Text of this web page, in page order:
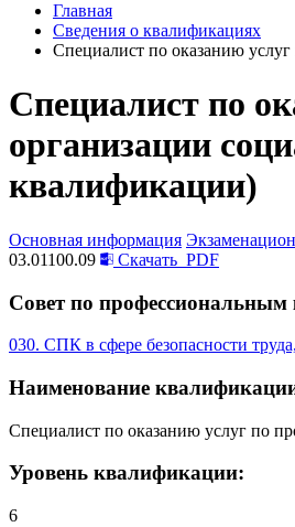
Главная
Сведения о квалификациях
Специалист по оказанию
Специалист по
организации
квалификации)
Основная информация
03.01100.09
Скачать PDF
Совет по
030. СПК в сфере безопасности
Наименование
Специалист по оказанию услуг по
Уровень квалификации:
6